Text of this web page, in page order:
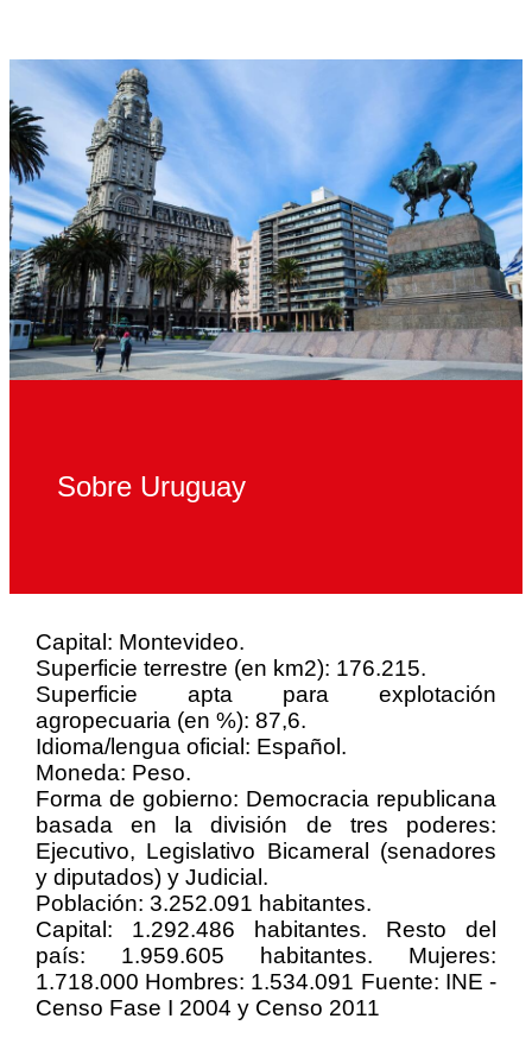
Sobre Uruguay
Capital: Montevideo.
Superficie terrestre (en km2): 176.215.
Superficie apta para explotación
agropecuaria (en %): 87,6.
Idioma/lengua oficial: Español.
Moneda: Peso.
Forma de gobierno: Democracia republicana
basada en la división de tres poderes:
Ejecutivo, Legislativo Bicameral (senadores
y diputados) y Judicial.
Población: 3.252.091 habitantes.
Capital: 1.292.486 habitantes. Resto del
país: 1.959.605 habitantes. Mujeres:
1.718.000 Hombres: 1.534.091 Fuente: INE -
Censo Fase I 2004 y Censo 2011